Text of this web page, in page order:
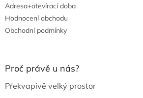
Adresa+otevírací doba
Hodnocení obchodu
Obchodní podmínky
Proč právě u nás?
Překvapivě velký prostor